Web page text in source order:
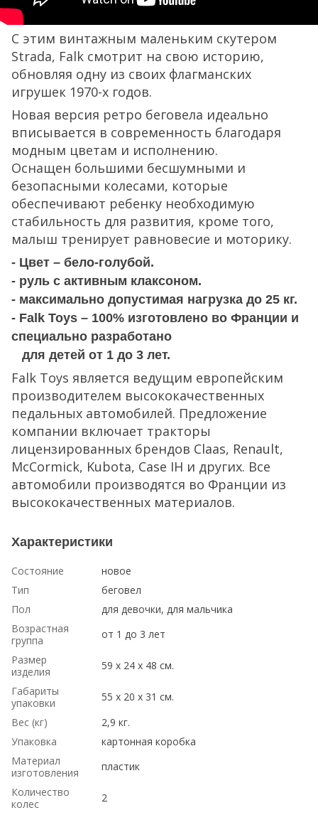
С этим винтажным маленьким скутером
Strada, Falk смотрит на свою историю,
обновляя одну из своих флагманских
игрушек 1970-х годов.
Новая версия ретро беговела идеально
вписывается в современность благодаря
модным цветам и исполнению.
Оснащен большими бесшумными и
безопасными колесами, которые
обеспечивают ребенку необходимую
стабильность для развития, кроме того,
малыш тренирует равновесие и моторику.
- Цвет – бело-голубой.
- руль с активным клаксоном.
- максимально допустимая нагрузка до 25 кг.
- Falk Toys – 100% изготовлено во Франции и
специально разработано
для детей от 1 до 3 лет.
Falk Toys является ведущим европейским
производителем высококачественных
педальных автомобилей. Предложение
компании включает тракторы
лицензированных брендов Claas, Renault,
McCormick, Kubota, Case IH и других. Все
автомобили производятся во Франции из
высококачественных материалов.
Характеристики
Состояние
новое
Тип
беговел
Пол
для девочки, для мальчика
Возрастная
группа
от 1 до 3 лет
Размер
изделия
59 x 24 x 48 см.
Габариты
упаковки
55 x 20 x 31 см.
Вес (кг)
2,9 кг.
Упаковка
картонная коробка
Материал
изготовления
пластик
Количество
колес
2